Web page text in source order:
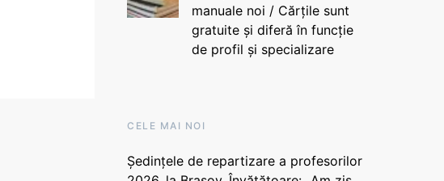
manuale noi / Cărțile sunt
gratuite și diferă în funcție
de profil și specializare
CELE MAI NOI
Ședințele de repartizare a profesorilor